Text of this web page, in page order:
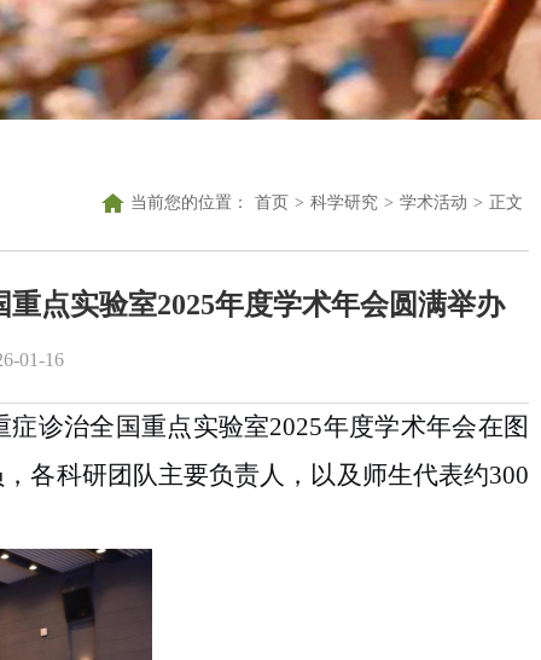
当前您的位置： 首页 > 科学研究 > 学术活动 > 正文
点实验室2025年度学术年会圆满举办
01-16
症诊治全国重点实验室2025年度学术年会在图
，各科研团队主要负责人 ，以及师生代表约300